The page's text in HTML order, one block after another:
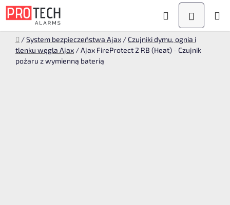
Przejść
do
Szukaj KOSZYK
Home
/System bezpieczeństwa Ajax /Czujniki dymu, ognia i
tlenku węgla Ajax /Ajax FireProtect 2 RB (Heat) - Czujnik
pożaru z wymienną baterią